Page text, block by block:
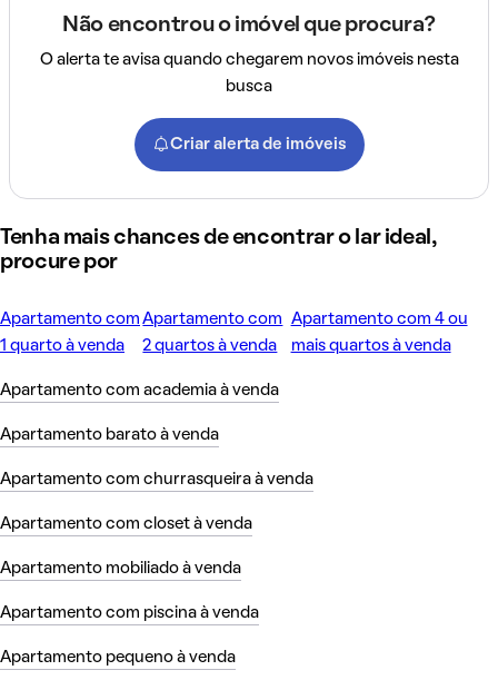
Não encontrou o imóvel que procura?
O alerta te avisa quando chegarem novos imóveis nesta
busca
Criar alerta de imóveis
Tenha mais chances de encontrar o lar ideal,
procure por
Apartamento com
1 quarto à venda
Apartamento com
2 quartos à venda
Apartamento com 4 ou
mais quartos à venda
Apartamento com academia à venda
Apartamento barato à venda
Apartamento com churrasqueira à venda
Apartamento com closet à venda
Apartamento mobiliado à venda
Apartamento com piscina à venda
Apartamento pequeno à venda